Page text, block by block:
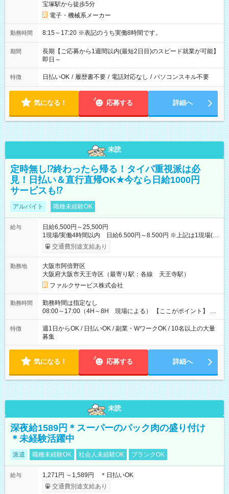
宝塚駅から徒歩5分
電子・機械系メーカー
勤務時間 8:15～17:20 ※表記のうち実働8時間です。
期間
長期【ご応募から1週間以内(最短2日目)のスピード就業が可能】
即日～
特徴 日払いOK / 履歴書不要 / 電話対応なし / パソコンスキル不要
気になる！ 応募する 詳細へ
未読
定時無し⁉終わったら帰る！タイパ重視派は必
見！日払い＆直行直帰OK★今なら日給1000円
サービスも⁉
アルバイト 職種未経験OK
給与
日給6,500円～25,500円
1現場/実働4時間以内 日給6.500円～8.500円 ※上記は1現場(実
働4時間以内)あたりの給与です ※基本は1日あたり2現場(実働8
時間以内)をお任せします。その場合の支給額は日給1,3000円で
～」ですが、今なら初出勤をした人は採用祝いで【日給+1.000
円】のボーナスが！★（その他待遇に変更ありません） 現場に
よっては早く終わることもあり！ その場合も給与金額は変わり
ません！ ≪給与例≫ ・週1日勤務 ㈪～㈮は本業のため㈯のみ
1現場/6.500×2現場＝日給13.000円×4日 ＝月給52.000円 ・週6
日でレギュラー勤務(勤続1年) 1現場/7.200×2現場＝日給14.400
る」などをして月に40万以上を稼ぐ人も☆ ◆支払い方法：日払
い・週払い・月3回払いが選択可能 【試用期間】試用期間なし
交通費別途支給あり
勤務地
大阪市阿倍野区
大阪府大阪市天王寺区（最寄り駅：各線 天王寺駅）
ファルクサービス株式会社
勤務時間
勤務時間は指定なし
08:00～17:00（4H～8H 現場による） 【ここがポイント】 ◆
給与の日給保障あり！ 「4時間の現場」が「1時間」で終わった
時も給料変わらず！ 「4時間の現場」のお給料をお支払いします
♪ 1日にたくさんの現場をこなせば、高収入を実現可能！
特徴
週1日からOK / 日払いOK / 副業・WワークOK / 10名以上の大量
募集
気になる！ 応募する 詳細へ
未読
深夜給1589円＊スーパーのパック肉の盛り付け
＊未経験活躍中
派遣 職種未経験OK 社会人未経験OK ブランクOK
給与
1,271円 ～1,589円 ＊日払いOK
交通費別途支給あり